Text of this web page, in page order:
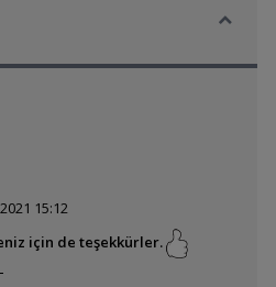
15:12
için de teşekkürler.